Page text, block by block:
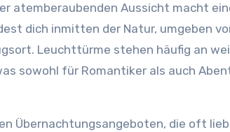
atemberaubenden Aussicht macht
dich inmitten der Natur, umgeben
Leuchttürme stehen häufig an
sowohl für Romantiker als auch
Übernachtungsangeboten, die oft